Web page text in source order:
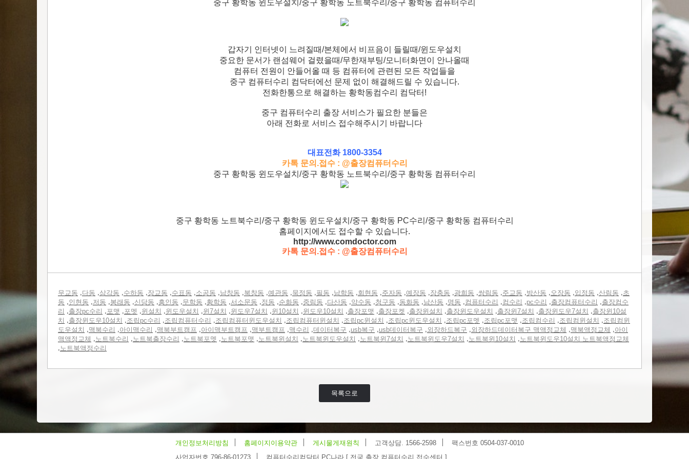
중구 황학동 윈도우설치/중구 황학동 노트북수리/중구 황학동 컴퓨터수리
갑자기 인터넷이 느려질때/본체에서 비프음이 들릴때/윈도우설치
중요한 문서가 랜섬웨어 걸렸을때/무한재부팅/모니터화면이 안나올때
컴퓨터 전원이 안들어올 때 등 컴퓨터에 관련된 모든 작업들을
중구 컴퓨터수리 컴닥터에선 문제 없이 해결해드릴 수 있습니다.
전화한통으로 해결하는 황학동컴수리 컴닥터!
중구 컴퓨터수리 출장 서비스가 필요한 분들은
아래 전화로 서비스 접수해주시기 바랍니다
대표전화 1800-3354
카톡 문의.접수 : @출장컴퓨터수리
중구 황학동 윈도우설치/중구 황학동 노트북수리/중구 황학동 컴퓨터수리
중구 황학동 노트북수리/중구 황학동 윈도우설치/중구 황학동 PC수리/중구 황학동 컴퓨터수리
홈페이지에서도 접수할 수 있습니다.
http://www.comdoctor.com
카톡 문의.접수 : @출장컴퓨터수리
무교동 ,다동 ,삼각동 ,수하동 ,장교동 ,수표동 ,소공동 ,남창동 ,북창동 ,예관동 ,묵정동 ,필동 ,남학동 ,회현동 ,주자동 ,예장동 ,장충동 ,광희동 ,쌍림동 ,주교동 ,방산동 ,오장동 ,입정동 ,산림동 ,초
동 ,인현동 ,저동 ,봉래동 ,신당동 ,흥인동 ,무학동 ,황학동 ,서소문동 ,정동 ,순화동 ,중림동 ,다산동 ,약수동 ,청구동 ,동화동 ,남산동 ,명동 ,컴퓨터수리 ,컴수리 ,pc수리 ,출장컴퓨터수리 ,출장컴수
리 ,출장pc수리 ,포맷 ,포멧 ,윈설치 ,윈도우설치 ,윈7설치 ,윈도우7설치 ,윈10설치 ,윈도우10설치 ,출장포맷 ,출장포켓 ,출장윈설치 ,출장윈도우설치 ,출장윈7설치 ,출장윈도우7설치 ,출장윈10설
치 ,출장윈도우10설치 ,조립pc수리 ,조립컴퓨터수리 ,조립컴퓨터윈도우설치 ,조립컴퓨터윈설치 ,조립pc윈설치 ,조립pc윈도우설치 ,조립pc포멧 ,조립pc포맷 ,조립컴수리 ,조립컴윈설치 ,조립컴윈
도우설치 ,맥북수리 ,아이맥수리 ,맥북부트캠프 ,아이맥부트캠프 ,맥부트캠프 ,맥수리 ,데이터복구 ,usb복구 ,usb데이터복구 ,외장하드복구 ,외장하드데이터복구 맥액정교체 ,맥북액정교체 ,아이
맥액정교체 ,노트북수리 ,노트북출장수리 ,노트북포멧 ,노트북포맷 ,노트북윈설치 ,노트북윈도우설치 ,노트북윈7설치 ,노트북윈도우7설치 ,노트북윈10설치 ,노트북윈도우10설치 노트북액정교체
,노트북액정수리
목록으로
개인정보처리방침 홈페이지이용약관 게시물게재원칙 고객상담. 1566-2598
팩스번호 0504-037-0010
사업자번호 796-86-01273
컴퓨터수리컴닥터 PC나라 [ 전국 출장 컴퓨터수리 접수센터 ]